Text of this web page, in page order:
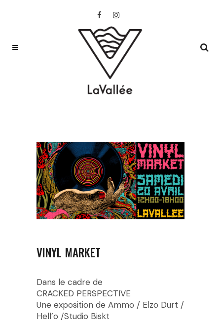
VINYL MARKET
Dans le cadre de
CRACKED PERSPECTIVE
Une exposition de Ammo / Elzo Durt /
Hell’o /Studio Biskt